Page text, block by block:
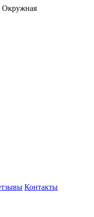
Окружная
Контакты